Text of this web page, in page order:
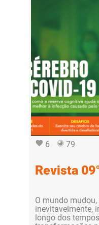
6 79
Revista
O mundo
inevitavelmente,
longo dos